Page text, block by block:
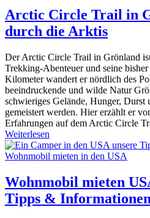
Arctic Circle Trail in
durch die Arktis
Der Arctic Circle Trail in Grönland
Trekking-Abenteuer und seine
Kilometer wandert er nördlich des
beeindruckende und wilde Natur
schwieriges Gelände, Hunger, Durst
gemeistert werden. Hier erzählt er
Erfahrungen auf dem Arctic Circle
Weiterlesen
Wohnmobil mieten
Tipps & Informationen